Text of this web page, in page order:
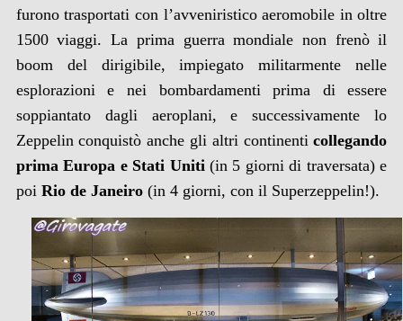
furono trasportati con l’avveniristico aeromobile in oltre
1500 viaggi. La prima guerra mondiale non frenò il
boom del dirigibile, impiegato militarmente nelle
esplorazioni e nei bombardamenti prima di essere
soppiantato dagli aeroplani, e successivamente lo
Zeppelin conquistò anche gli altri continenticollegando
prima Europa e Stati Uniti (in 5 giorni di traversata) e
poi Rio de Janeiro(in 4 giorni, con il Superzeppelin!).